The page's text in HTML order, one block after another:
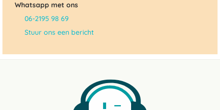
Whatsapp met ons
06-2195 98 69
Stuur ons een bericht